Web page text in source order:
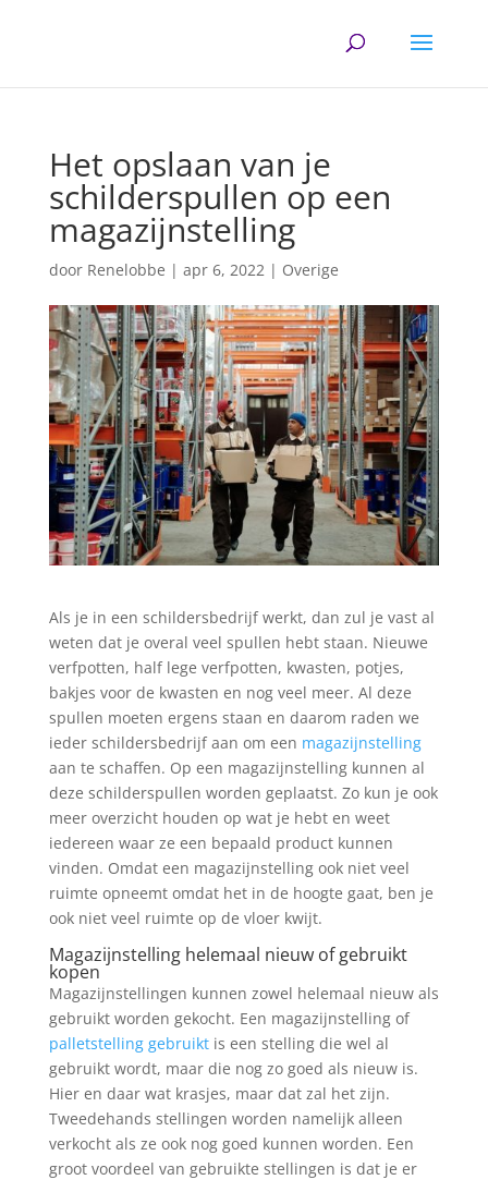
Het opslaan van je
schilderspullen op een
magazijnstelling
door Renelobbe | apr 6, 2022| Overige
Als je in een schildersbedrijf werkt, dan zul je vast al
weten dat je overal veel spullen hebt staan. Nieuwe
verfpotten, half lege verfpotten, kwasten, potjes,
bakjes voor de kwasten en nog veel meer. Al deze
spullen moeten ergens staan en daarom raden we
ieder schildersbedrijf aan om een magazijnstelling
aan te schaffen. Op een magazijnstelling kunnen al
deze schilderspullen worden geplaatst. Zo kun je ook
meer overzicht houden op wat je hebt en weet
iedereen waar ze een bepaald product kunnen
vinden. Omdat een magazijnstelling ook niet veel
ruimte opneemt omdat het in de hoogte gaat, ben je
ook niet veel ruimte op de vloer kwijt.
Magazijnstelling helemaal nieuw of gebruikt
kopen
Magazijnstellingen kunnen zowel helemaal nieuw als
gebruikt worden gekocht. Een magazijnstelling of
palletstelling gebruiktis een stelling die wel al
gebruikt wordt, maar die nog zo goed als nieuw is.
Hier en daar wat krasjes, maar dat zal het zijn.
Tweedehands stellingen worden namelijk alleen
verkocht als ze ook nog goed kunnen worden. Een
groot voordeel van gebruikte stellingen is dat je er